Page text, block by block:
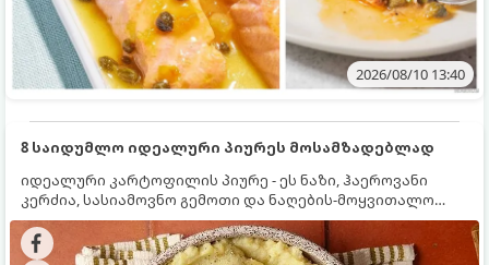
2026/08/10 13:40
8 საიდუმლო იდეალური პიურეს მოსამზადებლად
იდეალური კარტოფილის პიურე - ეს ნაზი, ჰაეროვანი
კერძია, სასიამოვნო გემოთი და ნაღების-მოყვითალო
ფერით. მისი მომზადება ძალიან მარტივია, მაგრამ
არსებობს რამდენიმე საიდუმლო, რომლებიც უნდა
იცოდეთ, რომ პიურე იდეალურად გემრიელი გამოვიდეს.